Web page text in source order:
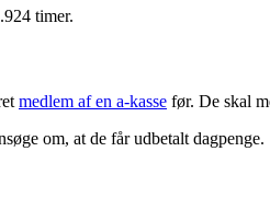
timer.
medlem af en a-kasse før. De skal
om, at de får udbetalt dagpenge.